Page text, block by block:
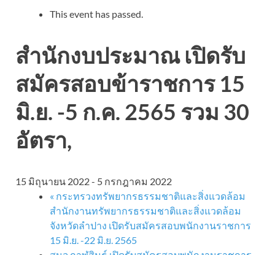
This event has passed.
สำนักงบประมาณ เปิดรับ
สมัครสอบข้าราชการ 15
มิ.ย. -5 ก.ค. 2565 รวม 30
อัตรา,
15 มิถุนายน 2022- 5 กรกฎาคม 2022
« กระทรวงทรัพยากรธรรมชาติและสิ่งแวดล้อม
สำนักงานทรัพยากรธรรมชาติและสิ่งแวดล้อม
จังหวัดลำปาง เปิดรับสมัครสอบพนักงานราชการ
15 มิ.ย. -22 มิ.ย. 2565